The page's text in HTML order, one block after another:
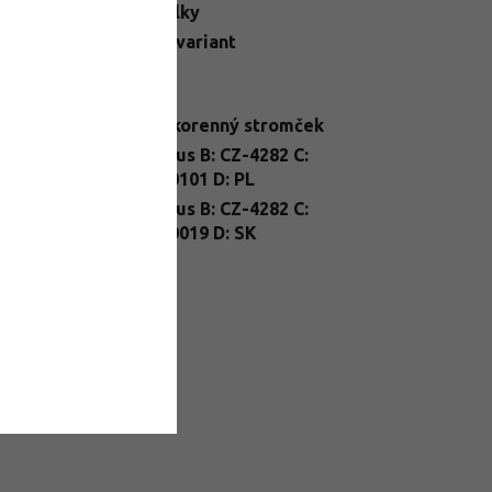
Mirabelky
Zvoľte variant
prostokorenný stromček
A: Prunus B: CZ-4282 C:
25/FP/0101 D: PL
A: Prunus B: CZ-4282 C:
26/FP/0019 D: SK